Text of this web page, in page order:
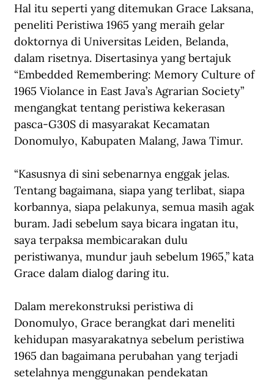
Hal itu seperti yang ditemukan Grace Laksana,
peneliti Peristiwa 1965 yang meraih gelar
doktornya di Universitas Leiden, Belanda,
dalam risetnya. Disertasinya yang bertajuk
“Embedded Remembering: Memory Culture of
1965 Violance in East Java’s Agrarian Society”
mengangkat tentang peristiwa kekerasan
pasca-G30S di masyarakat Kecamatan
Donomulyo, Kabupaten Malang, Jawa Timur.
“Kasusnya di sini sebenarnya enggak jelas.
Tentang bagaimana, siapa yang terlibat, siapa
korbannya, siapa pelakunya, semua masih agak
buram. Jadi sebelum saya bicara ingatan itu,
saya terpaksa membicarakan dulu
peristiwanya, mundur jauh sebelum 1965,” kata
Grace dalam dialog daring itu.
Dalam merekonstruksi peristiwa di
Donomulyo, Grace berangkat dari meneliti
kehidupan masyarakatnya sebelum peristiwa
1965 dan bagaimana perubahan yang terjadi
setelahnya menggunakan pendekatan